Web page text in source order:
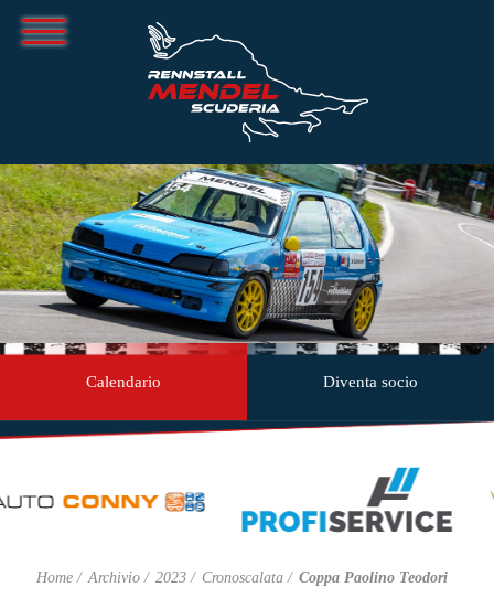
Calendario Diventa socio
Home Archivio 2023 Cronoscalata
Coppa Paolino Teodori